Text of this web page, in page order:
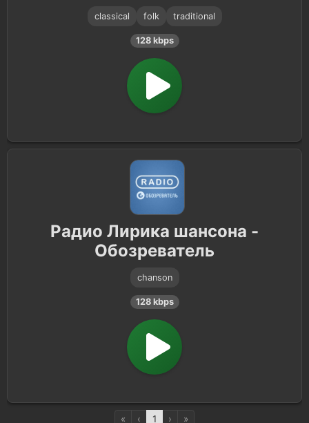
classical folk traditional
128 kbps
Радио Лирика шансона -
Обозреватель
chanson
128 kbps
« ‹ 1 › »